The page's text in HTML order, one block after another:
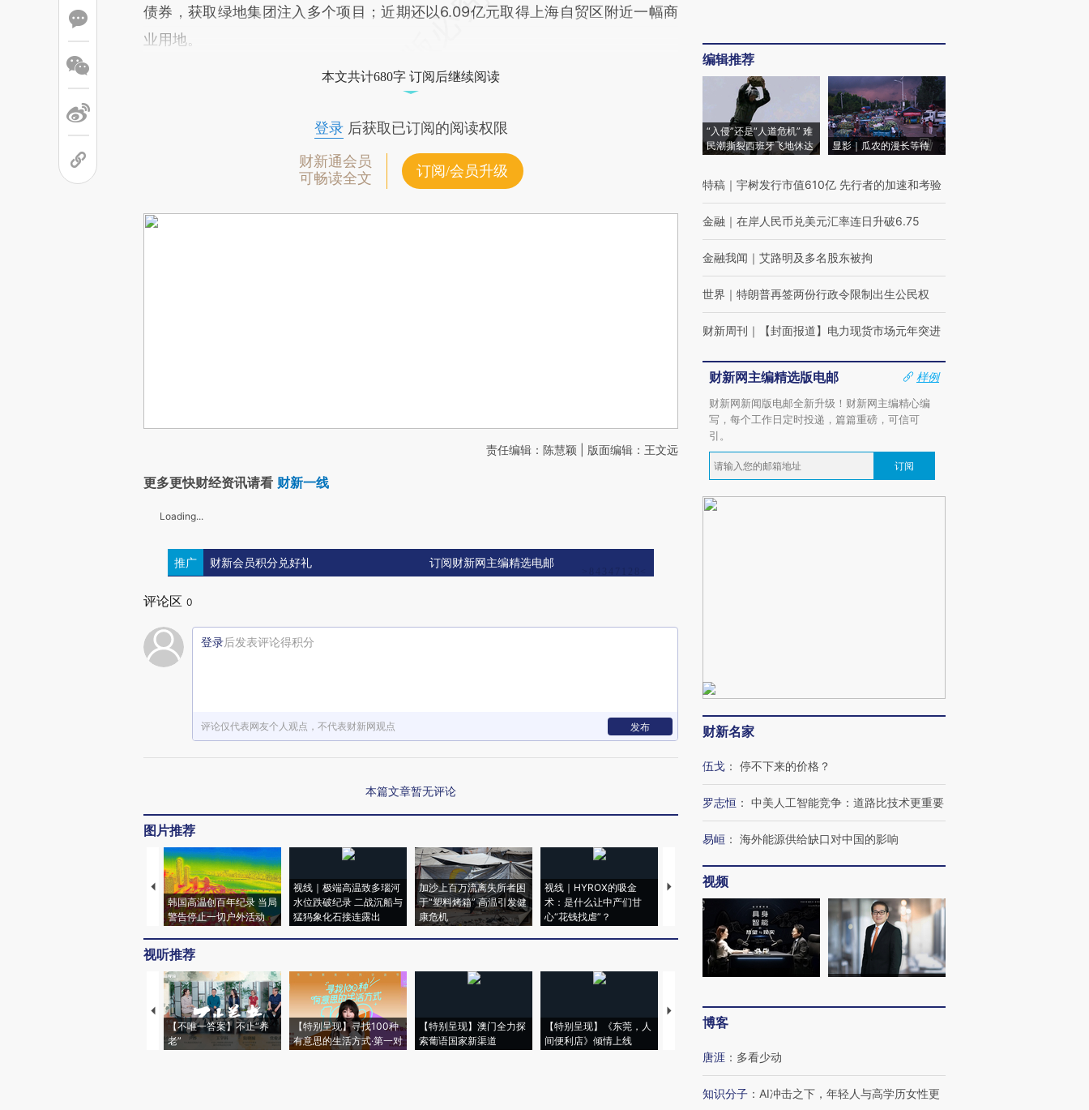
债券，获取绿地集团注入多个项目；近期还以6.09亿元取得上海自贸区附近一幅商
业用地。
本文共计680字 订阅后继续阅读
登录后获取已订阅的阅读权限
财新通会员
可畅读全文
订阅/会员升级
责任编辑：陈慧颖 | 版面编辑：王文远
更多更快财经资讯请看 财新一线
Loading...
推广 财新会员积分兑好礼 订阅财新网主编精选电邮
评论区 0
登录后发表评论得积分
评论仅代表网友个人观点，不代表财新网观点 发布
本篇文章暂无评论
图片推荐
韩国高温创百年纪录 当局
警告停止一切户外活动
视线｜极端高温致多瑙河
水位跌破纪录 二战沉船与
猛犸象化石接连露出
加沙上百万流离失所者困
于“塑料烤箱” 高温引发健
康危机
视线｜HYROX的吸金
术：是什么让中产们甘
心“花钱找虐”？
马航飞行员跨国走私7万
粒摇头丸 尿检体内含3种
度Z世代 用街头抗争将教
育部长拱下台
机”？难民潮撕裂西班牙
飞地休达
视听推荐
【不唯一答案】不止“养
老”
【特别呈现】寻找100种
有意思的生活方式·第一对
【特别呈现】澳门全力探
索葡语国家新渠道
【特别呈现】《东莞，人
间便利店》倾情上线
【推广】走进第四届链博
会，让数智科技“链”接产
【商旅对话】华住集团
编辑推荐
“入侵”还是“人道危机” 难
民潮撕裂西班牙飞地休达
显影｜瓜农的漫长等待
特稿 ｜ 宇树发行市值610亿 先行者的加速和考验
金融 ｜ 在岸人民币兑美元汇率连日升破6.75
金融我闻 ｜ 艾路明及多名股东被拘
世界 ｜ 特朗普再签两份行政令限制出生公民权
财新周刊 ｜ 【封面报道】电力现货市场元年突进
财新网主编精选版电邮
样例
财新网新闻版电邮全新升级！财新网主编精心编
写，每个工作日定时投递，篇篇重磅，可信可
引。
订阅
财新名家
伍戈 ： 停不下来的价格？
罗志恒 ： 中美人工智能竞争：道路比技术更重要
易峘 ： 海外能源供给缺口对中国的影响
视频
博客
唐涯 ： 多看少动
知识分子 ： AI冲击之下，年轻人与高学历女性更